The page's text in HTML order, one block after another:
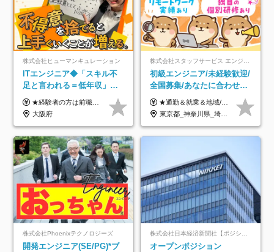
株式会社ヒューマンキュレーション
ITエンジニア◆「スキル不
足と言われる＝低年収」で
はない！｜ 不安を克服し、
年収アップした社員の実例
★経験者の方は前職の年収以上を保証します ★案件単価を開示した上で80％以上を還元します 月給25万円以上＋賞与年2回 ※経験や能力を考慮の上で優遇します ※試用期間が3ヶ月(その間の給与・待遇・雇用形態に変更はありません) ※月給には月20時間分のみなし残業手当(5万円)を含みます(超過分は別途支給) ★残業平均は月10時間以下ですので、毎月10時間分程度はお得です！
大阪府
初級エンジニア/未経験歓迎/
全国募集/あなたに合わせた
オリジナル研修をご用
意/AI・IoT/残業平均8時間
★通勤＆就業＆地域/住宅＆役職手当あり ★残業代は全額支給 ★選べる給与制度あり！ ■東京・神奈川・千葉・埼玉勤務の場合 月給24.5万円～55万円＋諸手当 （残業代は全額支給） (20,000円の地域/住宅手当込み) ■愛知・京都・大阪・兵庫勤務の場合 月給24万円以上＋諸手当 （残業代は全額支給） (15,000円の地域/住宅手当込み) ■茨城・栃木・群馬・静岡・三重・滋賀・広島・福岡勤務の場合 月給23.5万円以上＋諸手当 （残業代は全額支給） (10,000円の地域/住宅手当込み) ■北海道・宮城・山梨・長野・岐阜・奈良・和歌山・岡山勤務の場合 月給23万円以上＋諸手当 （残業代は全額支給） (5,000円の地域/住宅手当込み) ■その他のエリア勤務の場合 月給22.5万円以上＋諸手当 （残業代は全額支給） ※経験や能力を考慮し、当社規定により優遇します 【昇給：年一回実施】 【選べる給与制度】 ★収入を重視する方に… 「変動型人事制度」の選択も可能（派遣先からの評価に応じて収入アップ！） ※年2回のタイミングで希望者と面談の上決定します。
東京都_神奈川県_埼玉県_千葉県_大阪府_愛知県_北海道_岩手県_宮城県_山形県_福島県_茨城県_栃木県_群馬県_山梨県_長野県_富山県_石川県_静岡県_岐阜県_三重県_兵庫県_京都府_滋賀県_奈良県_広島県_岡山県_山口県_愛媛県_福岡県_熊本県_長崎県
株式会社Phoenixテクノロジーズ
開発エンジニア(SE/PG)*ブ
株式会社日本経済新聞社【ポジションマッチ登録】
オープンポジション